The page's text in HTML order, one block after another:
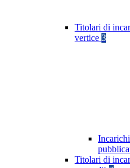
Titolari di
vertice 3
Titolari di